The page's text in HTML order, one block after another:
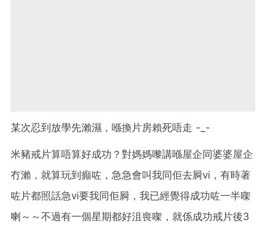
某次忍到放學先瀨濕，喺換片房賴死唔走 -_-
米豬戒片算唔算好成功？對媽媽嚟講喺屋企同婆婆屋企
冇瀨，就算玩到癲咗，急急會叫我同佢去屙vi，有時著
咗片都照話急vi要我同佢屙，我已經覺得成功咗一半㗎
喇～～不過有一個星期都好沮喪㗎，就係成功戒片後3